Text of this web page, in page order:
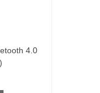
4.0